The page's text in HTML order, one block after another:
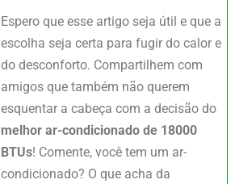
Espero que esse artigo seja útil e que a
escolha seja certa para fugir do calor e
do desconforto. Compartilhem com
amigos que também não querem
esquentar a cabeça com a decisão do
melhor ar-condicionado de 18000
BTUs! Comente, você tem um ar-
condicionado? O que acha da